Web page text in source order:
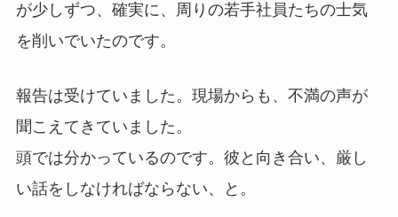
が少しずつ、確実に、周りの若手社員たちの士気
を削いでいたのです。
報告は受けていました。現場からも、不満の声が
聞こえてきていました。
頭では分かっているのです。彼と向き合い、厳し
い話をしなければならない、と。